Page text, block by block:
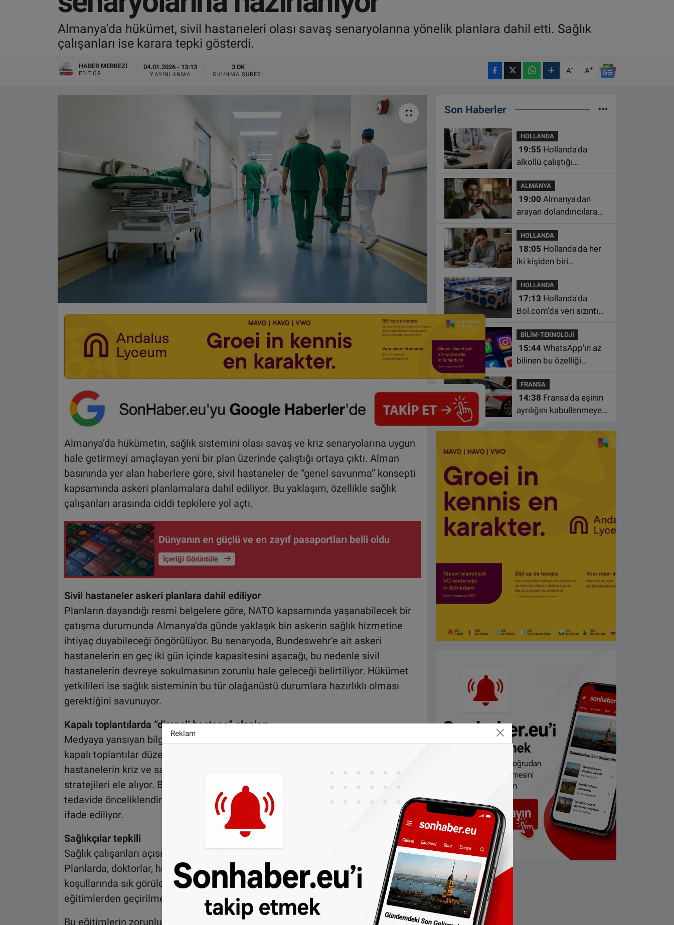
Almanya’da hükümet, sivil hastaneleri olası savaş senaryolarına yönelik planlara dahil etti. Sağlık
çalışanları ise karara tepki gösterdi.
HABER MERKEZI
EDITÖR
04.01.2026 - 13:13
YAYINLANMA
3 DK
OKUNMA SÜRESI A- A+
Almanya’da hükümetin, sağlık sistemini olası savaş ve kriz senaryolarına uygun
hale getirmeyi amaçlayan yeni bir plan üzerinde çalıştığı ortaya çıktı. Alman
basınında yer alan haberlere göre, sivil hastaneler de “genel savunma” konsepti
kapsamında askeri planlamalara dahil ediliyor. Bu yaklaşım, özellikle sağlık
çalışanları arasında ciddi tepkilere yol açtı.
Dünyanın en güçlü ve en zayıf pasaportları belli oldu
İçeriği Görüntüle
Sivil hastaneler askeri planlara dahil ediliyor
Planların dayandığı resmi belgelere göre, NATO kapsamında yaşanabilecek bir
çatışma durumunda Almanya’da günde yaklaşık bin askerin sağlık hizmetine
ihtiyaç duyabileceği öngörülüyor. Bu senaryoda, Bundeswehr’e ait askeri
hastanelerin en geç iki gün içinde kapasitesini aşacağı, bu nedenle sivil
hastanelerin devreye sokulmasının zorunlu hale geleceği belirtiliyor. Hükümet
yetkilileri ise sağlık sisteminin bu tür olağanüstü durumlara hazırlıklı olması
gerektiğini savunuyor.
Kapalı toplantılarda “dirençli hastane” planları
Medyaya yansıyan bilgilere göre, son dönemde kışlalar ve sivil hastanelerde
kapalı toplantılar düzenleniyor. Bu toplantılarda askeri ve sivil sağlık yöneticileri,
hastanelerin kriz ve savaş koşullarında “dirençli” hale getirilmesi için izlenecek
stratejileri ele alıyor. Belgelerde, olası bir çatışma halinde askeri personelin
tedavide önceliklendirilmesi gibi uygulamaların da planlar arasında yer aldığı
ifade ediliyor.
Sağlıkçılar tepkili
Sağlık çalışanları açısından en tartışmalı başlıklardan biri ise eğitim konusu.
Planlarda, doktorlar, hemşireler ve diğer sağlık personelinin savaş ve kriz
koşullarında sık görülebilecek “tipik yaralanma türleri” konusunda özel
eğitimlerden geçirilmesi öngörülüyor.
Bu eğitimlerin zorunlu hale getirilmesi fikri, sağlık çalışanları arasında baskı
Son Haberler
HOLLANDA
19:55
alkollü çalıştığı
çalışma yasağı
ALMANYA
19:00
arayan dolandırıcılara
HOLLANDA
18:05
iki kişiden biri
HOLLANDA
17:13
Bol.com'da veri sızıntısı:
geçirilmiş olabilir
BİLİM-TEKNOLOJİ
15:44WhatsApp'ın az
bilinen bu özelliği
hale getiriyor
FRANSA
14:38
ayrılığını kabullenmeyen
ALGEMENE VOORWAARDEN
CONTACT
Çerez Politikası
Reklam